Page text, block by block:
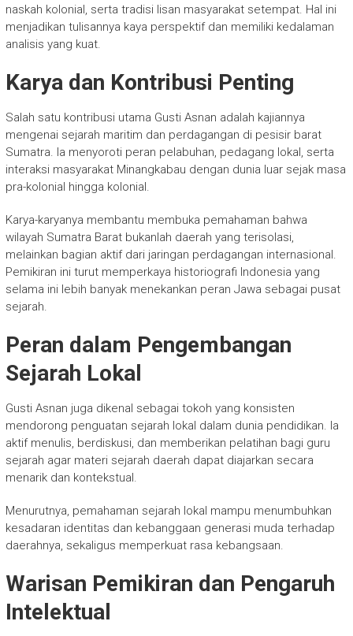
naskah kolonial, serta tradisi lisan masyarakat setempat. Hal ini
menjadikan tulisannya kaya perspektif dan memiliki kedalaman
analisis yang kuat.
Karya dan Kontribusi Penting
Salah satu kontribusi utama Gusti Asnan adalah kajiannya
mengenai sejarah maritim dan perdagangan di pesisir barat
Sumatra. Ia menyoroti peran pelabuhan, pedagang lokal, serta
interaksi masyarakat Minangkabau dengan dunia luar sejak masa
pra-kolonial hingga kolonial.
Karya-karyanya membantu membuka pemahaman bahwa
wilayah Sumatra Barat bukanlah daerah yang terisolasi,
melainkan bagian aktif dari jaringan perdagangan internasional.
Pemikiran ini turut memperkaya historiografi Indonesia yang
selama ini lebih banyak menekankan peran Jawa sebagai pusat
sejarah.
Peran dalam Pengembangan
Sejarah Lokal
Gusti Asnan juga dikenal sebagai tokoh yang konsisten
mendorong penguatan sejarah lokal dalam dunia pendidikan. Ia
aktif menulis, berdiskusi, dan memberikan pelatihan bagi guru
sejarah agar materi sejarah daerah dapat diajarkan secara
menarik dan kontekstual.
Menurutnya, pemahaman sejarah lokal mampu menumbuhkan
kesadaran identitas dan kebanggaan generasi muda terhadap
daerahnya, sekaligus memperkuat rasa kebangsaan.
Warisan Pemikiran dan Pengaruh
Intelektual